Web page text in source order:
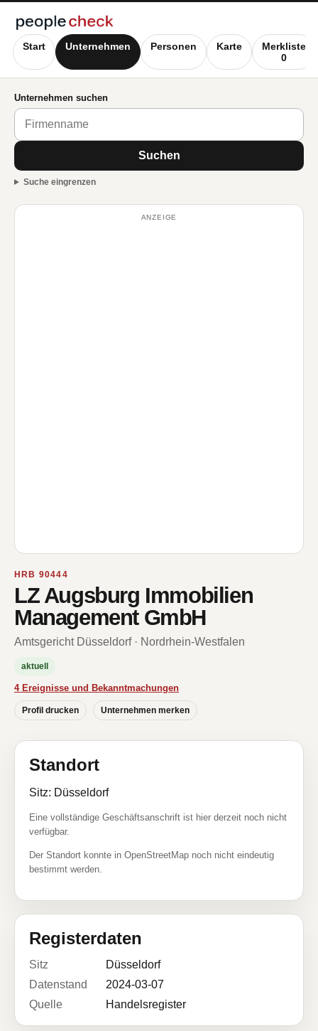
Start Unternehmen Personen Karte
Merkliste
0
Unternehmen suchen
Suchen
Suche eingrenzen
ANZEIGE
HRB 90444
LZ Augsburg Immobilien
Management GmbH
Amtsgericht Düsseldorf · Nordrhein-Westfalen
aktuell
4 Ereignisse und Bekanntmachungen
Profil drucken Unternehmen merken
Standort
Sitz: Düsseldorf
Eine vollständige Geschäftsanschrift ist hier derzeit noch nicht
verfügbar.
Der Standort konnte in OpenStreetMap noch nicht eindeutig
bestimmt werden.
Registerdaten
Sitz
Düsseldorf
Datenstand
2024-03-07
Quelle
Handelsregister